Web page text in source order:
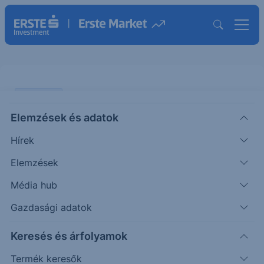
Elemzések és adatok
Hírek
Elemzések
Média hub
Gazdasági adatok
Keresés és árfolyamok
Termék keresők
részvényt ajánlottak fel az
UniCreditnek
ERSTE TÍZÓRAI
|2026. június 10. 10:33
A friss közzététel szerint a Commerzbank